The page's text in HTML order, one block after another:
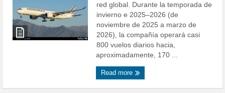
red global. Durante la temporada de
invierno e 2025–2026 (de
noviembre de 2025 a marzo de
2026), la compañía operará casi
800 vuelos diarios hacia,
aproximadamente, 170 ...
Read more